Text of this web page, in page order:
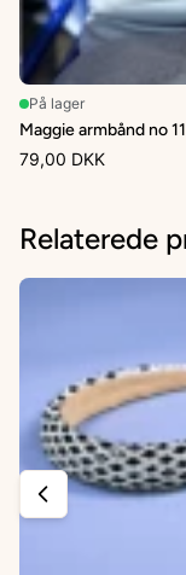
På lager
Maggie armbånd no 11
79,00 DKK
Relaterede